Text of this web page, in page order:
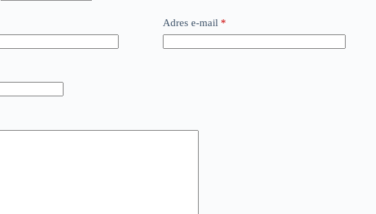
Adres e-mail*